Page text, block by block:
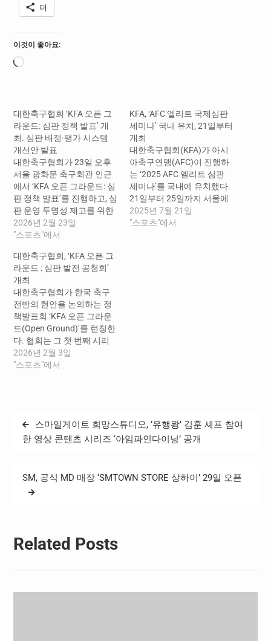
더
이것이 좋아요:
로
대한축구협회 ‘KFA 오픈 그
라운드: 심판 정책 발표’ 개
최. 심판 배정·평가 시스템
개선안 발표
대한축구협회가 23일 오후
서울 광화문 축구회관 인근
에서 ‘KFA 오픈 그라운드: 심
판 정책 발표’를 진행하고, 심
판 운영 투명성 제고를 위한
주요 정책을 발표했다. 협회
는 심판 정책의 3대 원칙으
내세우고 해당 가치들의 제
고와 확립을 위해 올 시즌부
터 당장 적용할 구체적인 개
선안과 함께 향후 중장기 실
행 계획을 소개했다. 이번에
발표된…
2026년 2월 23일
"스포츠"에서
KFA, ‘AFC 엘리트 국제심판
세미나’ 국내 유치, 21일부터
개최
대한축구협회(KFA)가 아시
아축구연맹(AFC)이 진행하
는 ‘2025 AFC 엘리트 심판
세미나’를 국내에 유치했다.
21일부터 25일까지 서울에
서 개최되는 이번 세미나는
FIFA 및 AFC 주관 국제대회
2025년 7월 21일
"스포츠"에서
대한축구협회, ‘KFA 오픈 그
라운드 : 심판 발전 공청회’
개최
대한축구협회가 한국 축구
전반의 현안을 논의하는 정
책발표회 ‘KFA 오픈 그라운
드(Open Ground)’를 런칭한
다. 협회는 그 첫 번째 시리
즈로 4일 심판 발전 공청회
를 개최한다. ‘KFA 오픈 그라
하고, 정책 결정도 함께 해나
가는 ‘열린 논의의 장’이라는
2026년 2월 3일
"스포츠"에서
글
탐
스마일게이트 희망스튜디오, ’유행왕’ 김훈 셰프 참여
한 영상 콘텐츠 시리즈 ‘아임파인다이닝’ 공개
SM, 공식 MD 매장 ‘SMTOWN STORE 상하이’ 29일 오픈
Related Posts